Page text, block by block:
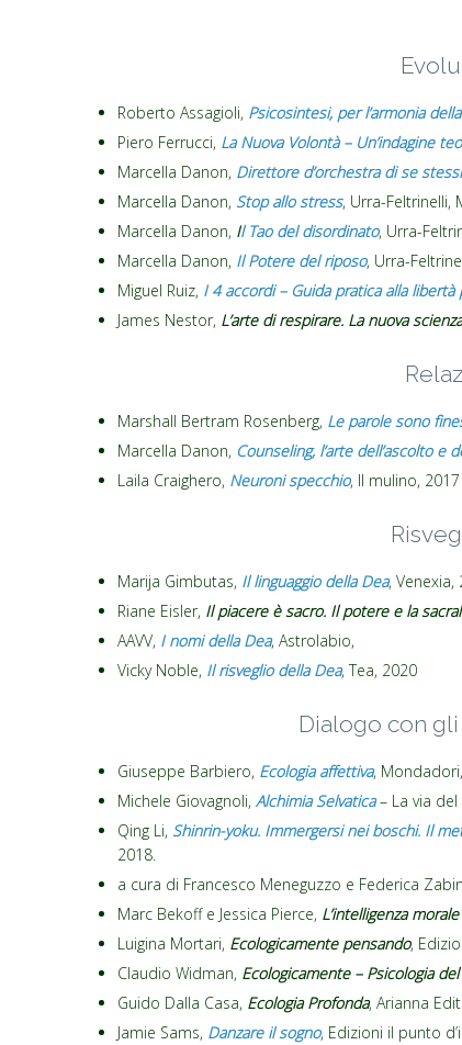
Roberto Assagioli, Psicosintesi, per l’armonia
Piero Ferrucci, La Nuova Volontà – Un’indagine
Marcella Danon, Direttore d’orchestra di se stessi
Marcella Danon, Stop allo stress, Urra-Feltrinelli,
Marcella Danon, Il Tao del disordinato, Urra-
Marcella Danon, Il Potere del riposo, Urra-
Miguel Ruiz, I 4 accordi – Guida pratica alla libertà
James Nestor, L’arte di respirare. La nuova
Marshall Bertram Rosenberg, Le parole sono
Marcella Danon, Counseling, l’arte dell’ascolto e
Laila Craighero, Neuroni specchio, Il mulino, 2017
Marija Gimbutas, Il linguaggio della Dea, Venexia,
Riane Eisler, Il piacere è sacro. Il potere e la
AAVV, I nomi della Dea, Astrolabio,
Vicky Noble, Il risveglio della Dea, Tea, 2020
Dialogo con
Giuseppe Barbiero, Ecologia affettiva,
Michele Giovagnoli, Alchimia Selvatica– La via del
Qing Li, Shinrin-yoku. Immergersi nei boschi. Il
2018.
a cura di Francesco Meneguzzo e Federica
Marc Bekoff e Jessica Pierce, L’intelligenza
Luigina Mortari, Ecologicamente pensando,
Claudio Widman, Ecologicamente – Psicologia
Guido Dalla Casa, Ecologia Profonda, Arianna
Jamie Sams, Danzare il sogno, Edizioni il punto